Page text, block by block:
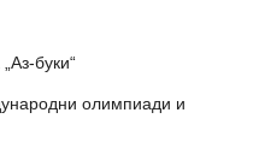
буки“
олимпиади и